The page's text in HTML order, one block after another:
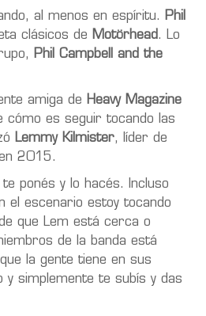
al menos en espíritu.
Phil
clásicos de Motörhead. Lo
Phil Campbell and the
amiga de Heavy Magazine
cómo es seguir tocando las
Lemmy Kilmister, líder de
2015.
ponés y lo hacés. Incluso
el escenario estoy tocando
que Lem está cerca o
de la banda está
la gente tiene en sus
y simplemente te subís y das